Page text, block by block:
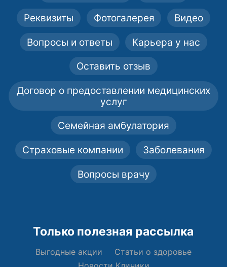
Реквизиты Фотогалерея Видео
Вопросы и ответы Карьера у нас
Оставить отзыв
Договор о предоставлении медицинских
услуг
Семейная амбулатория
Страховые компании Заболевания
Вопросы врачу
Только полезная рассылка
Выгодные акции
Статьи о здоровье